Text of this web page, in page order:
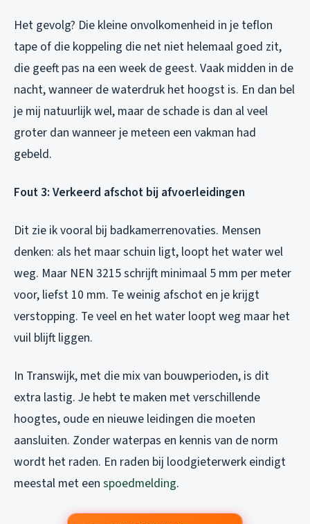
Het gevolg? Die kleine onvolkomenheid in je teflon
tape of die koppeling die net niet helemaal goed zit,
die geeft pas na een week de geest. Vaak midden in de
nacht, wanneer de waterdruk het hoogst is. En dan bel
je mij natuurlijk wel, maar de schade is dan al veel
groter dan wanneer je meteen een vakman had
gebeld.
Fout 3: Verkeerd afschot bij afvoerleidingen
Dit zie ik vooral bij badkamerrenovaties. Mensen
denken: als het maar schuin ligt, loopt het water wel
weg. Maar NEN 3215 schrijft minimaal 5 mm per meter
voor, liefst 10 mm. Te weinig afschot en je krijgt
verstopping. Te veel en het water loopt weg maar het
vuil blijft liggen.
In Transwijk, met die mix van bouwperioden, is dit
extra lastig. Je hebt te maken met verschillende
hoogtes, oude en nieuwe leidingen die moeten
aansluiten. Zonder waterpas en kennis van de norm
wordt het raden. En raden bij loodgieterwerk eindigt
meestal met een spoedmelding.